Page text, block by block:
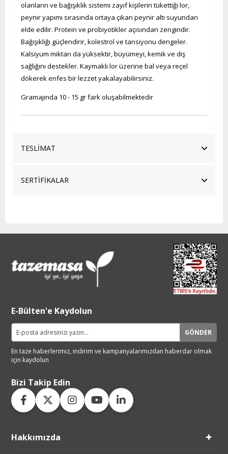
olanların ve bağışıklık sistemi zayıf kişilerin tükettiği lor,
peynir yapımı sırasında ortaya çıkan peynir altı suyundan
elde edilir. Protein ve probiyotikler açısından zengindir.
Bağışıklığı güçlendirir, kolestrol ve tansiyonu dengeler.
Kalsiyum miktarı da yüksektir, büyümeyi, kemik ve diş
sağlığını destekler. Kaymaklı lor üzerine bal veya reçel
dökerek enfes bir lezzet yakalayabilirsiniz.
Gramajında 10 - 15 gr fark oluşabilmektedir
TESLİMAT
SERTİFİKALAR
E-Bülten'e Kaydolun
GÖNDER
En taze haberlerimiz, indirim ve kampanyalarımızdan haberdar olmak
için kaydolun
Bizi Takip Edin
Hakkımızda